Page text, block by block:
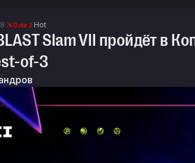
Dota 2 Hot
Slam VII пройдёт в
of-3